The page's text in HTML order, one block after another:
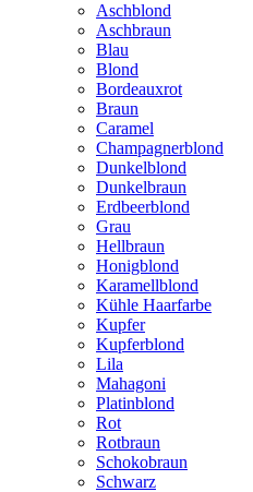
Aschblond
Aschbraun
Blau
Blond
Bordeauxrot
Braun
Caramel
Champagnerblond
Dunkelblond
Dunkelbraun
Erdbeerblond
Grau
Hellbraun
Honigblond
Karamellblond
Kühle Haarfarbe
Kupfer
Kupferblond
Lila
Mahagoni
Platinblond
Rot
Rotbraun
Schokobraun
Schwarz